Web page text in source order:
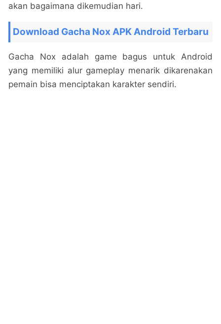
akan bagaimana dikemudian hari.
Download Gacha Nox APK Android Terbaru
Gacha Nox adalah game bagus untuk Android
yang memiliki alur gameplay menarik dikarenakan
pemain bisa menciptakan karakter sendiri.